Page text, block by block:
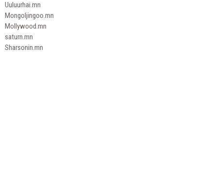
Uuluurhai.mn
Mongoljingoo.mn
Mollywood.mn
saturn.mn
Sharsonin.mn